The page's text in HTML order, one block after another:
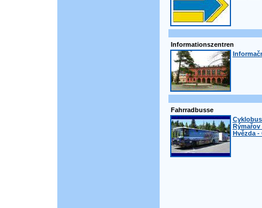
Informationszentren
Fahrradbusse
Rýmařov
Hvězda -